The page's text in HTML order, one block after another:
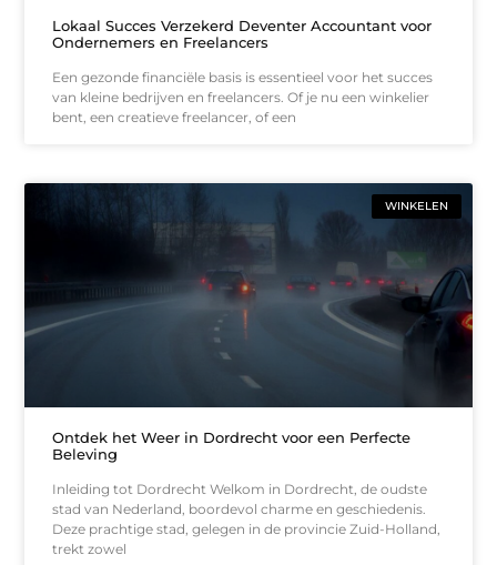
Lokaal Succes Verzekerd Deventer Accountant voor
Ondernemers en Freelancers
Een gezonde financiële basis is essentieel voor het succes
van kleine bedrijven en freelancers. Of je nu een winkelier
bent, een creatieve freelancer, of een
WINKELEN
Ontdek het Weer in Dordrecht voor een Perfecte
Beleving
Inleiding tot Dordrecht Welkom in Dordrecht, de oudste
stad van Nederland, boordevol charme en geschiedenis.
Deze prachtige stad, gelegen in de provincie Zuid-Holland,
trekt zowel